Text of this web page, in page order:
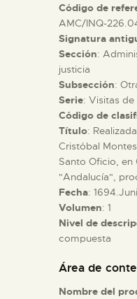
█
EL MUSEO
Código de
AMC/INQ-
Signatura
Sección:
justicia
Subsección:
Serie: Visitas de
Código de
Título:
Cristóbal
Santo Oficio, en
"Andalucía",
Fecha:
Volumen: 1
Nivel de
compuesta
Área de
Nombre del